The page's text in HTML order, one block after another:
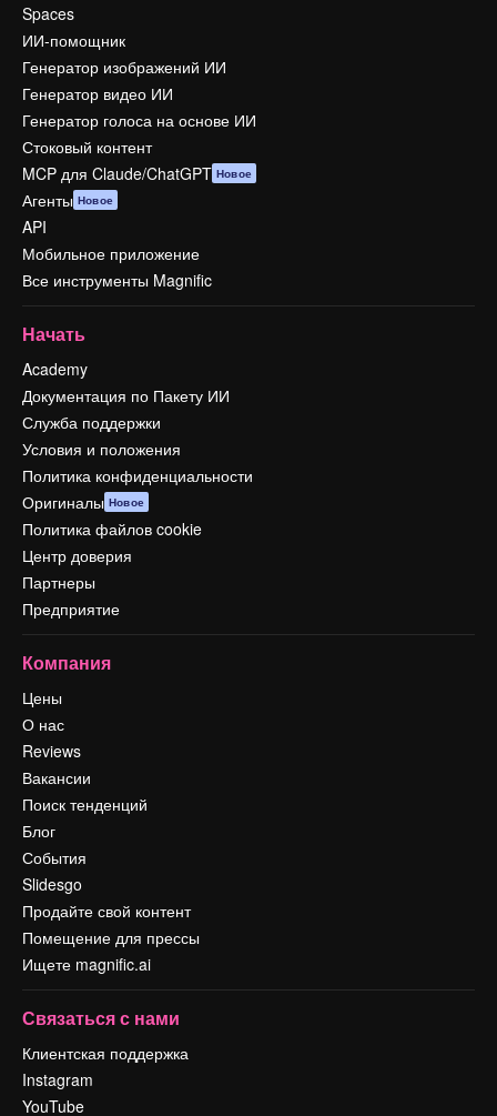
Spaces
ИИ-помощник
Генератор изображений ИИ
Генератор видео ИИ
Генератор голоса на основе ИИ
Стоковый контент
MCP для Claude/ChatGPT Новое
Агенты Новое
API
Мобильное приложение
Все инструменты Magnific
Начать
Academy
Документация по Пакету ИИ
Служба поддержки
Условия и положения
Политика конфиденциальности
Оригиналы Новое
Политика файлов cookie
Центр доверия
Партнеры
Предприятие
Компания
Цены
О нас
Reviews
Вакансии
Поиск тенденций
Блог
События
Slidesgo
Продайте свой контент
Помещение для прессы
Ищете magnific.ai
Связаться с нами
Клиентская поддержка
Instagram
YouTube